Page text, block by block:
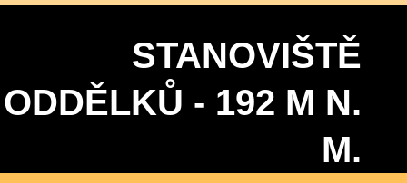
STANOVIŠTĚ
ODDĚLKŮ - 192 M N.
M.